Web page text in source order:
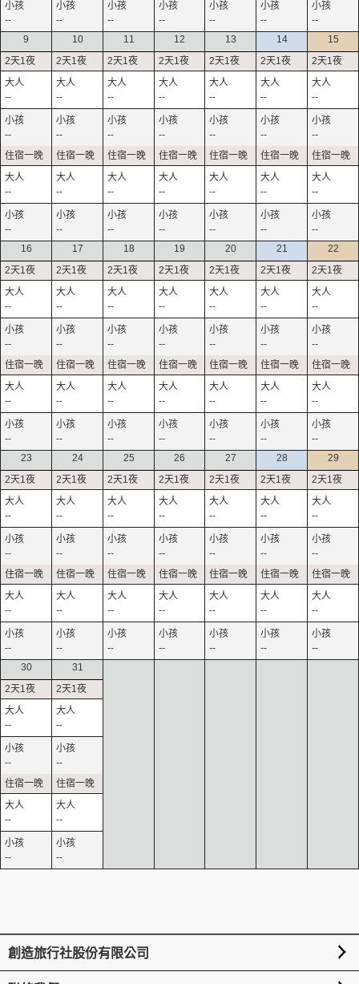
-- -- -- -- -- --
--
9
--
--
--
--
10
--
--
--
--
11
--
--
--
--
12
--
--
--
--
13
--
--
--
--
14
--
--
--
--
15
--
--
--
--
16
--
--
--
--
17
--
--
--
--
18
--
--
--
--
19
--
--
--
--
20
--
--
--
--
21
--
--
--
--
22
--
--
--
--
23
--
--
--
--
24
--
--
--
--
25
--
--
--
--
26
--
--
--
--
27
--
--
--
--
28
--
--
--
--
29
--
--
--
--
30
--
--
--
--
31
--
--
--
--
創造旅行社股份有限公司